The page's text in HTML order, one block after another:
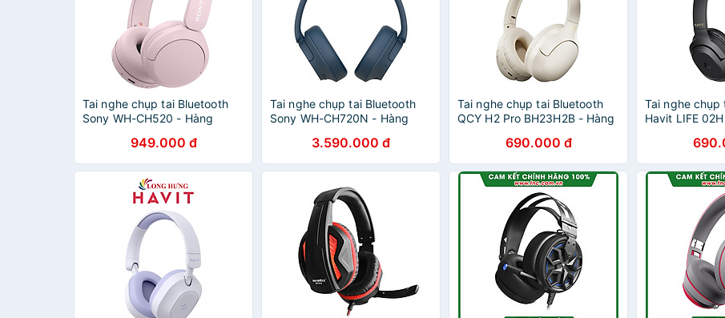
Tai nghe chụp tai Bluetooth
Sony WH-CH520 - Hàng
949.000 đ
Tai nghe chụp tai Bluetooth
Sony WH-CH720N - Hàng
3.590.000 đ
Tai nghe chụp tai Bluetooth
QCY H2 Pro BH23H2B - Hàng
690.000 đ
Tai nghe chụp
Havit LIFE